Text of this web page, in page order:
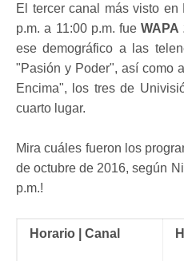
El tercer canal más visto
p.m. a 11:00 p.m. fueWAPA
ese demográfico a las
"Pasión y Poder", así como
Encima", los tres de
cuarto lugar.
Mira cuáles fueron los
de octubre de 2016, según
p.m.!
Horario | Canal